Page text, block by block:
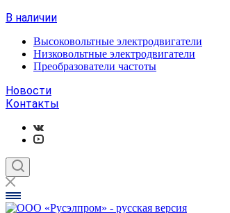
В наличии
Высоковольтные электродвигатели
Низковольтные электродвигатели
Преобразователи частоты
Новости
Контакты